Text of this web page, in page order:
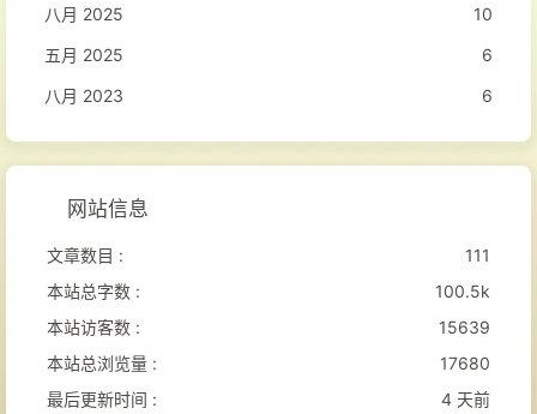
八月 2025
10
五月 2025
6
八月 2023
6
网站信息
文章数目 :
111
本站总字数 :
100.5k
本站访客数 :
15639
本站总浏览量 :
17680
最后更新时间 :
4 天前